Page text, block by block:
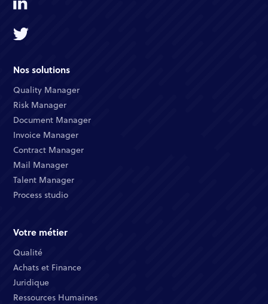
Nos solutions
Quality Manager​
Risk Manager​
Document Manager​
Invoice Manager​
Contract Manager​
Mail Manager​
Talent Manager​
Process studio
Votre métier
Qualité​
Achats et Finance ​
Juridique​​
Ressources Humaines​